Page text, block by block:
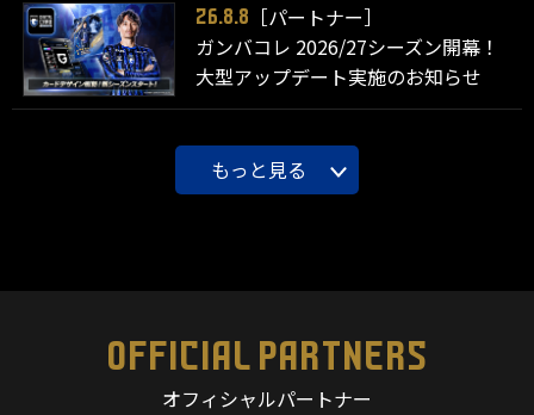
26.8.8
［パートナー］
ガンバコレ 2026/27シーズン開幕！
大型アップデート実施のお知らせ
もっと見る
OFFICIAL PARTNERS
オフィシャルパートナー